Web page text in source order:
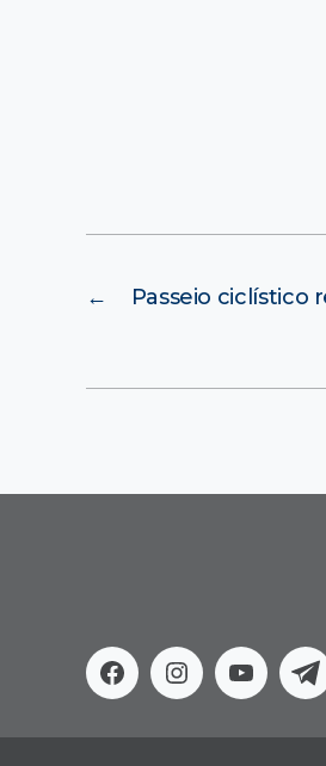
← Passeio ciclístico
FacebookInstagram